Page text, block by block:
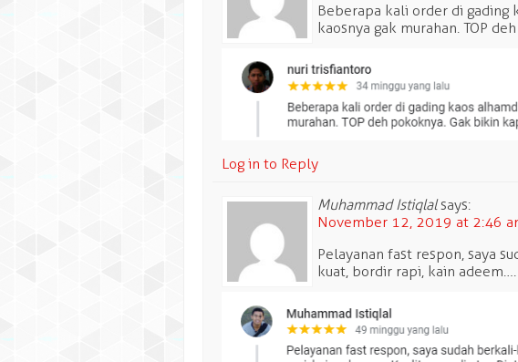
Beberapa kali order di gading
kaosnya gak murahan. TOP
Log in to Reply
Muhammad Istiqlal says:
November 12, 2019 at 2:46
Pelayanan fast respon, saya
kuat, bordir rapi, kain